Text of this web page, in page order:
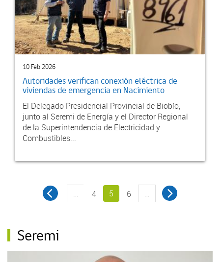
10 Feb 2026
Autoridades verifican conexión eléctrica de
viviendas de emergencia en Nacimiento
El Delegado Presidencial Provincial de Biobío,
junto al Seremi de Energía y el Director Regional
de la Superintendencia de Electricidad y
Combustibles...
… 4 5 6 …
Seremi